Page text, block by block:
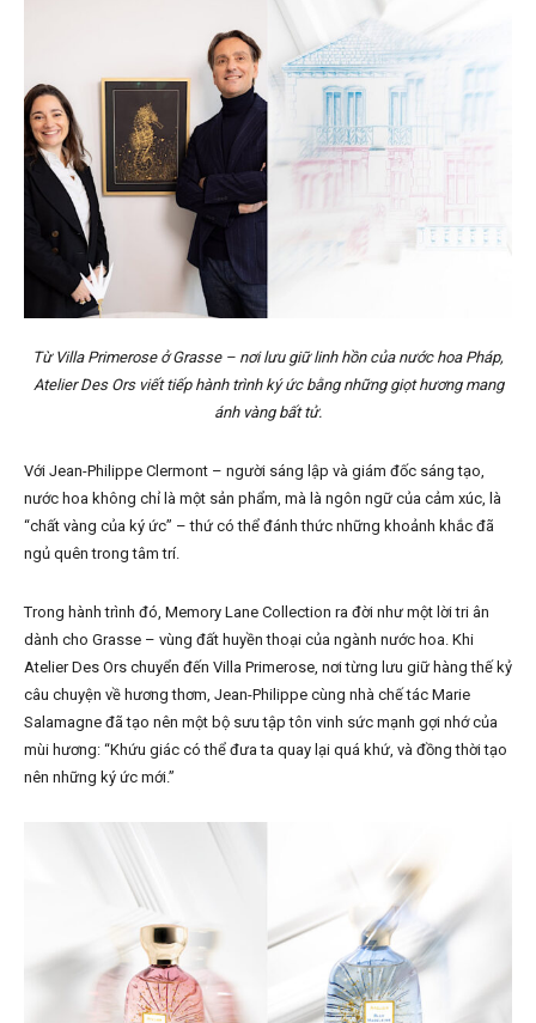
Từ Villa Primerose ở Grasse – nơi lưu giữ linh hồn của nước hoa Pháp,
Atelier Des Ors viết tiếp hành trình ký ức bằng những giọt hương mang
ánh vàng bất tử.
Với Jean-Philippe Clermont – người sáng lập và giám đốc sáng tạo,
nước hoa không chỉ là một sản phẩm, mà là ngôn ngữ của cảm xúc, là
“chất vàng của ký ức” – thứ có thể đánh thức những khoảnh khắc đã
ngủ quên trong tâm trí.
Trong hành trình đó, Memory Lane Collection ra đời như một lời tri ân
dành cho Grasse – vùng đất huyền thoại của ngành nước hoa. Khi
Atelier Des Ors chuyển đến Villa Primerose, nơi từng lưu giữ hàng thế kỷ
câu chuyện về hương thơm, Jean-Philippe cùng nhà chế tác Marie
Salamagne đã tạo nên một bộ sưu tập tôn vinh sức mạnh gợi nhớ của
mùi hương: “Khứu giác có thể đưa ta quay lại quá khứ, và đồng thời tạo
nên những ký ức mới.”